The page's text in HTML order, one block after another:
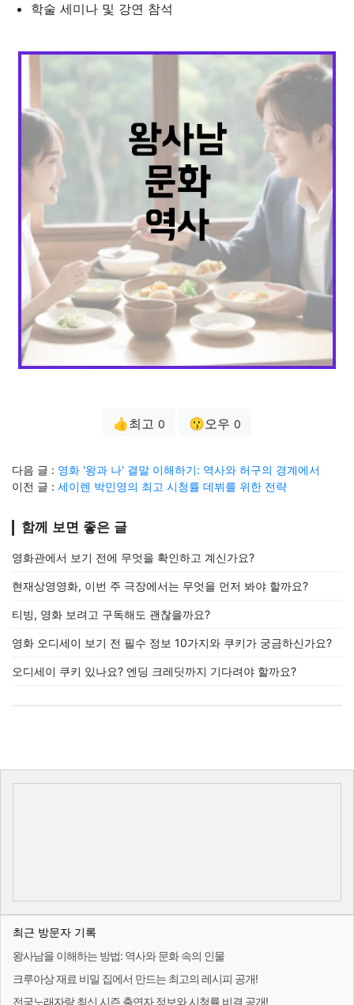
학술 세미나 및 강연 참석
👍최고 0 😗오우 0
다음 글 : 영화 '왕과 나' 결말 이해하기: 역사와 허구의 경계에서
이전 글 : 세이렌 박민영의 최고 시청률 데뷔를 위한 전략
함께 보면 좋은 글
영화관에서 보기 전에 무엇을 확인하고 계신가요?
현재상영영화, 이번 주 극장에서는 무엇을 먼저 봐야 할까요?
티빙, 영화 보려고 구독해도 괜찮을까요?
영화 오디세이 보기 전 필수 정보 10가지와 쿠키가 궁금하신가요?
오디세이 쿠키 있나요? 엔딩 크레딧까지 기다려야 할까요?
최근 방문자 기록
왕사남을 이해하는 방법: 역사와 문화 속의 인물
크루아상 재료 비밀 집에서 만드는 최고의 레시피 공개!
전국노래자랑 최신 시즌 출연자 정보와 시청률 비결 공개!